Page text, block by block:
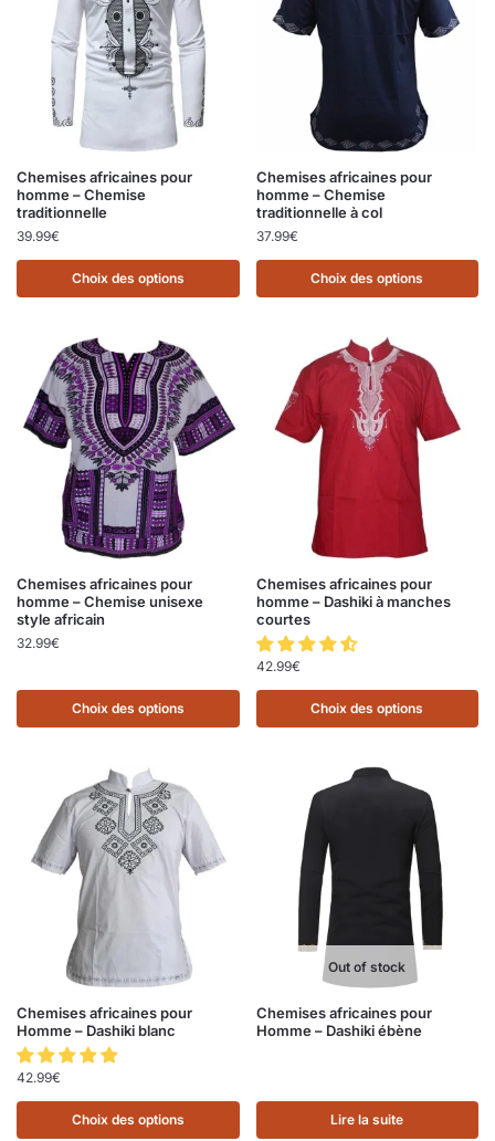
Chemises africaines pour
homme – Chemise
traditionnelle
39.99€
Choix des options
Chemises africaines pour
homme – Chemise
traditionnelle à col
37.99€
Choix des options
Chemises africaines pour
homme – Chemise unisexe
style africain
32.99€
Choix des options
Chemises africaines pour
homme – Dashiki à manches
courtes
42.99€
Choix des options
Chemises africaines pour
Homme – Dashiki blanc
42.99€
Choix des options
Out of stock
Chemises africaines pour
Homme – Dashiki ébène
Lire la suite